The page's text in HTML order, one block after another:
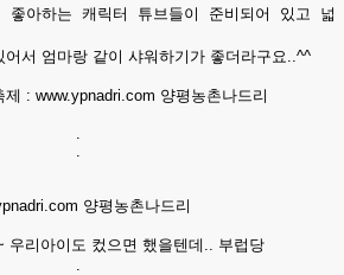
좋아하는 캐릭터 튜브들이 준비되어 있고 넓
서 엄마랑 같이 샤워하기가 좋더라구요..^^
.
.
우리아이도 컸으면 했을텐데.. 부럽당
.